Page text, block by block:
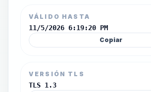
VÁLIDO HASTA
11/5/2026 6:19:20 PM
Copiar
VERSIÓN TLS
TLS 1.3